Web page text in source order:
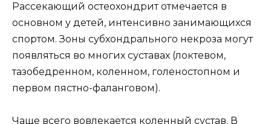
Рассекающий остеохондрит отмечается в
основном у детей, интенсивно занимающихся
спортом. Зоны субхондрального некроза могут
появляться во многих суставах (локтевом,
тазобедренном, коленном, голеностопном и
первом пястно-фаланговом).
Чаще всего вовлекается коленный сустав. В